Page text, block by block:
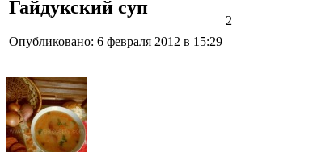
Гайдукский суп
Опубликовано: 6 февраля 2012 в 15:29
2